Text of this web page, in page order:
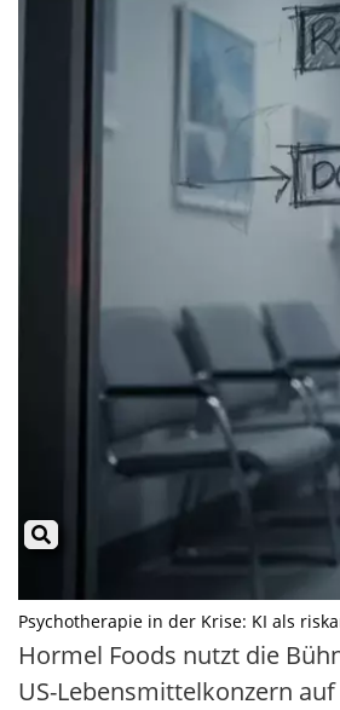
Psychotherapie in der Krise: KI als
Hormel Foods nutzt die
US-Lebensmittelkonzern